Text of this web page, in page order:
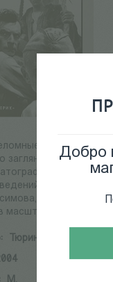
Добро
моменты
заглянуть в
истории и
ближе
С.Бондарчука.
масштабных
Тюрин Ю.